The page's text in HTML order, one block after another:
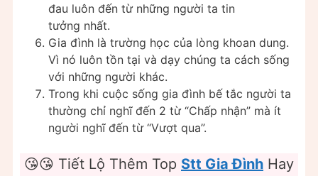
đau luôn đến từ những người ta tin
tưởng nhất.
Gia đình là trường học của lòng khoan dung.
Vì nó luôn tồn tại và dạy chúng ta cách sống
với những người khác.
Trong khi cuộc sống gia đình bế tắc người ta
thường chỉ nghĩ đến 2 từ “Chấp nhận” mà ít
người nghĩ đến từ “Vượt qua”.
😘😘 Tiết Lộ Thêm Top Stt Gia Đình Hay